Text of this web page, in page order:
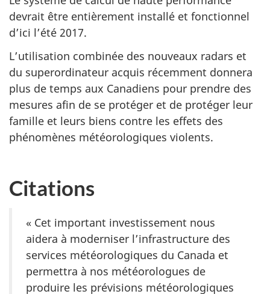
devrait être entièrement installé et fonctionnel
d’ici l’été 2017.
L’utilisation combinée des nouveaux radars et
du superordinateur acquis récemment donnera
plus de temps aux Canadiens pour prendre des
mesures afin de se protéger et de protéger leur
famille et leurs biens contre les effets des
phénomènes météorologiques violents.
Citations
« Cet important investissement nous
aidera à moderniser l’infrastructure des
services météorologiques du Canada et
permettra à nos météorologues de
produire les prévisions météorologiques